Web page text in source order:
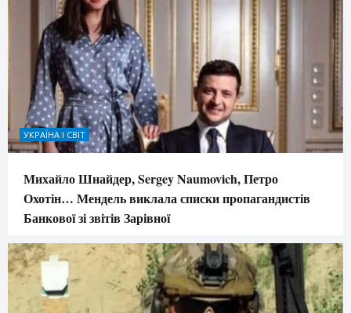
УКРАЇНА І СВІТ
Михайло Шнайдер, Sergey Naumovich, Петро
Охотін… Мендель виклала списки пропагандистів
Банкової зі звітів Зарівної